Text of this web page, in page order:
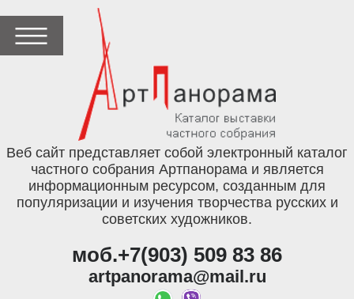
Веб сайт представляет собой электронный каталог
частного собрания Артпанорама и является
информационным ресурсом, созданным для
популяризации и изучения творчества русских и
советских художников.
моб.+7(903) 509 83 86
artpanorama@mail.ru